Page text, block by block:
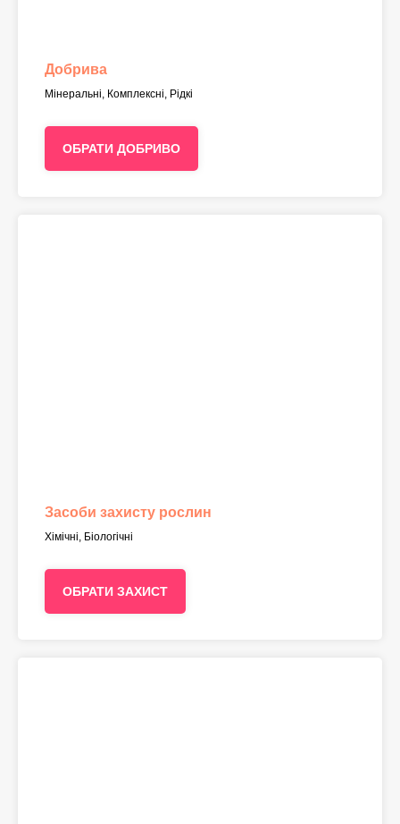
Добрива
Мінеральні, Комплексні, Рідкі
ОБРАТИ ДОБРИВО
Засоби захисту рослин
Хімічні, Біологічні
ОБРАТИ ЗАХИСТ